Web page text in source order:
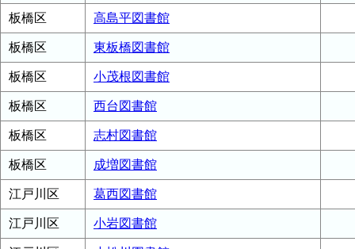
板橋区 高島平図書館
板橋区 東板橋図書館
板橋区 小茂根図書館
板橋区 西台図書館
板橋区 志村図書館
板橋区 成増図書館
江戸川区 葛西図書館
江戸川区 小岩図書館